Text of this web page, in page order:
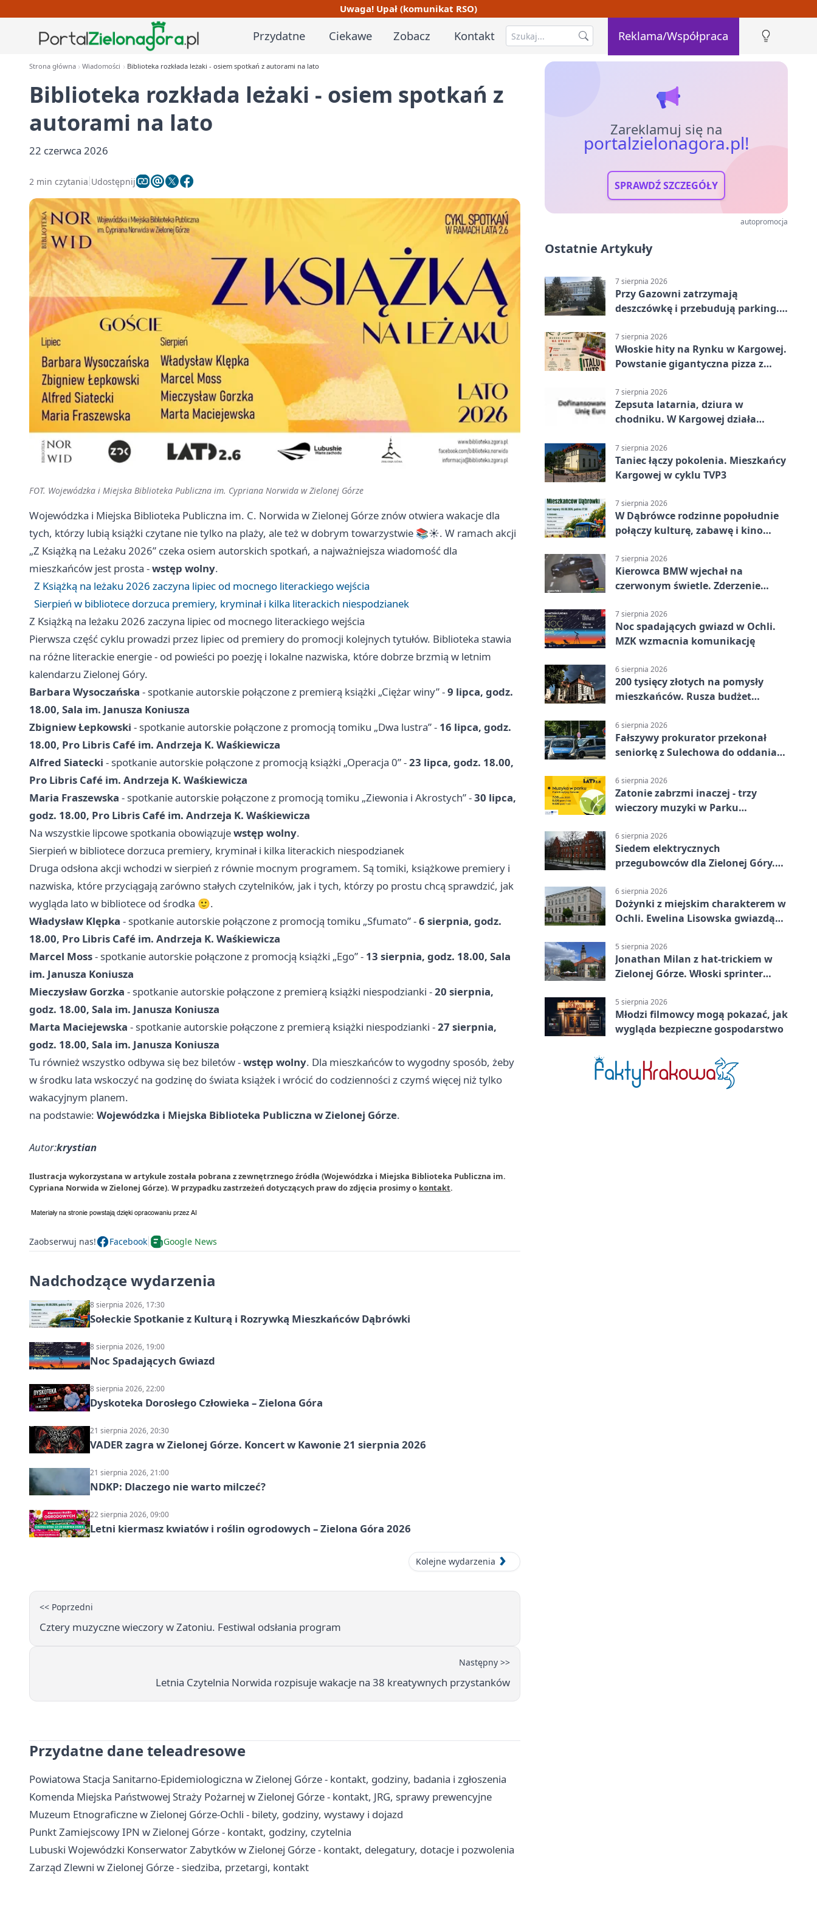
Uwaga! Upał (komunikat RSO)
Przydatne Ciekawe Zobacz Kontakt Reklama/Współpraca
Strona główna Wiadomości Biblioteka rozkłada leżaki - osiem spotkań z autorami na lato
Biblioteka rozkłada leżaki - osiem spotkań z
autorami na lato
22 czerwca 2026
2 min czytania Udostępnij
FOT. Wojewódzka i Miejska Biblioteka Publiczna im. Cypriana Norwida w Zielonej Górze
Wojewódzka i Miejska Biblioteka Publiczna im. C. Norwida w Zielonej Górze znów otwiera wakacje dla
tych, którzy lubią książki czytane nie tylko na plaży, ale też w dobrym towarzystwie 📚☀️. W ramach akcji
„Z Książką na Leżaku 2026” czeka osiem autorskich spotkań, a najważniejsza wiadomość dla
mieszkańców jest prosta -wstęp wolny.
Z Książką na leżaku 2026 zaczyna lipiec od mocnego literackiego wejścia
Sierpień w bibliotece dorzuca premiery, kryminał i kilka literackich niespodzianek
Z Książką na leżaku 2026 zaczyna lipiec od mocnego literackiego wejścia
Pierwsza część cyklu prowadzi przez lipiec od premiery do promocji kolejnych tytułów. Biblioteka stawia
na różne literackie energie - od powieści po poezję i lokalne nazwiska, które dobrze brzmią w letnim
kalendarzu Zielonej Góry.
Barbara Wysoczańska - spotkanie autorskie połączone z premierą książki „Ciężar winy” -9 lipca, godz.
18.00, Sala im. Janusza Koniusza
Zbigniew Łepkowski - spotkanie autorskie połączone z promocją tomiku „Dwa lustra” - 16 lipca, godz.
18.00, Pro Libris Café im. Andrzeja K. Waśkiewicza
Alfred Siatecki - spotkanie autorskie połączone z promocją książki „Operacja 0” -23 lipca, godz. 18.00,
Pro Libris Café im. Andrzeja K. Waśkiewicza
Maria Fraszewska - spotkanie autorskie połączone z promocją tomiku „Ziewonia i Akrostych” -30 lipca,
godz. 18.00, Pro Libris Café im. Andrzeja K. Waśkiewicza
Na wszystkie lipcowe spotkania obowiązujewstęp wolny.
Sierpień w bibliotece dorzuca premiery, kryminał i kilka literackich niespodzianek
Druga odsłona akcji wchodzi w sierpień z równie mocnym programem. Są tomiki, książkowe premiery i
nazwiska, które przyciągają zarówno stałych czytelników, jak i tych, którzy po prostu chcą sprawdzić, jak
wygląda lato w bibliotece od środka 🙂.
Władysław Klępka - spotkanie autorskie połączone z promocją tomiku „Sfumato” -6 sierpnia, godz.
18.00, Pro Libris Café im. Andrzeja K. Waśkiewicza
Marcel Moss- spotkanie autorskie połączone z promocją książki „Ego” - 13 sierpnia, godz. 18.00, Sala
im. Janusza Koniusza
Mieczysław Gorzka - spotkanie autorskie połączone z premierą książki niespodzianki -20 sierpnia,
godz. 18.00, Sala im. Janusza Koniusza
Marta Maciejewska - spotkanie autorskie połączone z premierą książki niespodzianki -27 sierpnia,
godz. 18.00, Sala im. Janusza Koniusza
Tu również wszystko odbywa się bez biletów -wstęp wolny. Dla mieszkańców to wygodny sposób, żeby
w środku lata wskoczyć na godzinę do świata książek i wrócić do codzienności z czymś więcej niż tylko
wakacyjnym planem.
na podstawie: Wojewódzka i Miejska Biblioteka Publiczna w Zielonej Górze.
Autor:krystian
Ilustracja wykorzystana w artykule została pobrana z zewnętrznego źródła (Wojewódzka i Miejska Biblioteka Publiczna im.
Cypriana Norwida w Zielonej Górze). W przypadku zastrzeżeń dotyczących praw do zdjęcia prosimy o kontakt.
Zaobserwuj nas! Facebook Google News
Nadchodzące wydarzenia
8 sierpnia 2026, 17:30
Sołeckie Spotkanie z Kulturą i Rozrywką Mieszkańców Dąbrówki
8 sierpnia 2026, 19:00
Noc Spadających Gwiazd
8 sierpnia 2026, 22:00
Dyskoteka Dorosłego Człowieka – Zielona Góra
21 sierpnia 2026, 20:30
VADER zagra w Zielonej Górze. Koncert w Kawonie 21 sierpnia 2026
21 sierpnia 2026, 21:00
NDKP: Dlaczego nie warto milczeć?
22 sierpnia 2026, 09:00
Letni kiermasz kwiatów i roślin ogrodowych – Zielona Góra 2026
Kolejne wydarzenia
<< Poprzedni
Cztery muzyczne wieczory w Zatoniu. Festiwal odsłania program
Następny >>
Letnia Czytelnia Norwida rozpisuje wakacje na 38 kreatywnych przystanków
Przydatne dane teleadresowe
Powiatowa Stacja Sanitarno-Epidemiologiczna w Zielonej Górze - kontakt, godziny, badania i zgłoszenia
Komenda Miejska Państwowej Straży Pożarnej w Zielonej Górze - kontakt, JRG, sprawy prewencyjne
Muzeum Etnograficzne w Zielonej Górze-Ochli - bilety, godziny, wystawy i dojazd
Punkt Zamiejscowy IPN w Zielonej Górze - kontakt, godziny, czytelnia
Lubuski Wojewódzki Konserwator Zabytków w Zielonej Górze - kontakt, delegatury, dotacje i pozwolenia
Zarząd Zlewni w Zielonej Górze - siedziba, przetargi, kontakt
Zareklamuj się na
portalzielonagora.pl!
SPRAWDŹ SZCZEGÓŁY
autopromocja
Ostatnie Artykuły
7 sierpnia 2026
Przy Gazowni zatrzymają
deszczówkę i przebudują parking.
7 sierpnia 2026
Włoskie hity na Rynku w Kargowej.
Powstanie gigantyczna pizza z
7 sierpnia 2026
Zepsuta latarnia, dziura w
chodniku. W Kargowej działa
7 sierpnia 2026
Taniec łączy pokolenia. Mieszkańcy
Kargowej w cyklu TVP3
7 sierpnia 2026
W Dąbrówce rodzinne popołudnie
połączy kulturę, zabawę i kino
7 sierpnia 2026
Kierowca BMW wjechał na
czerwonym świetle. Zderzenie
7 sierpnia 2026
Noc spadających gwiazd w Ochli.
MZK wzmacnia komunikację
6 sierpnia 2026
200 tysięcy złotych na pomysły
mieszkańców. Rusza budżet
6 sierpnia 2026
Fałszywy prokurator przekonał
seniorkę z Sulechowa do oddania
6 sierpnia 2026
Zatonie zabrzmi inaczej - trzy
wieczory muzyki w Parku
6 sierpnia 2026
Siedem elektrycznych
przegubowców dla Zielonej Góry.
6 sierpnia 2026
Dożynki z miejskim charakterem w
Ochli. Ewelina Lisowska gwiazdą
5 sierpnia 2026
Jonathan Milan z hat-trickiem w
Zielonej Górze. Włoski sprinter
5 sierpnia 2026
Młodzi filmowcy mogą pokazać, jak
wygląda bezpieczne gospodarstwo